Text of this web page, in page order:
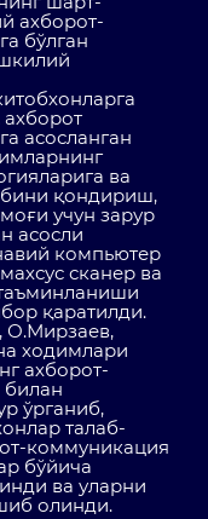
ахборот-
бўлган
асосланган
ва
қондириш,
учун зарур
асосли
компьютер
сканер ва
қаратилди.
О.Мирзаев,
ходимлари
ахборот-
билан
ўрганиб,
талаб-
коммуникация
бўйича
ва уларни
олинди.